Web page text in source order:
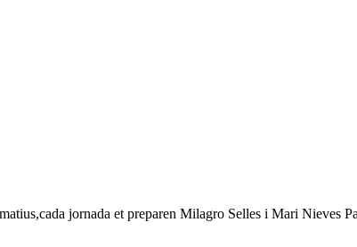
jornada et preparen Milagro Selles i Mari Nieves